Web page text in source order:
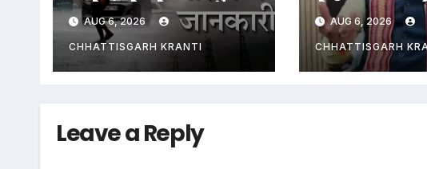
समेत पूरे प्रदेश का
हाल…
AUG 6, 2026
CHHATTISGARH KRANTI
के बाद दूध-
स्वास्थ्य मंत्री
बयान
AUG 6, 2026
CHHATTISGARH
Leave a Reply